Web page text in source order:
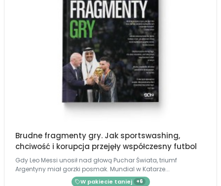
Brudne fragmenty gry. Jak sportswashing,
chciwość i korupcja przejęły współczesny futbol
Gdy Leo Messi unosił nad głową Puchar Świata, triumf
Argentyny miał gorzki posmak. Mundial w Katarze...
W pakiecie taniej +6